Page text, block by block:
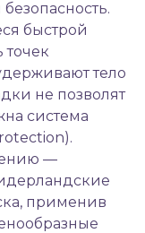
быстрой
тело
не позволят
система
—
применив